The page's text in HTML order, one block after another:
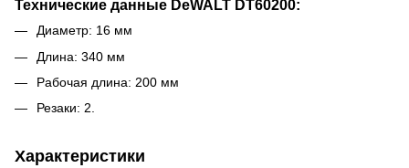
Технические данные DeWALT DT60200:
Диаметр: 16 мм
Длина: 340 мм
Рабочая длина: 200 мм
Резаки: 2.
Характеристики